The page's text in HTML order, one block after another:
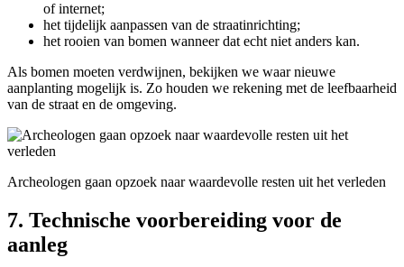
of internet;
het tijdelijk aanpassen van de straatinrichting;
het rooien van bomen wanneer dat echt niet anders kan.
Als bomen moeten verdwijnen, bekijken we waar nieuwe
aanplanting mogelijk is. Zo houden we rekening met de leefbaarheid
van de straat en de omgeving.
Archeologen gaan opzoek naar waardevolle resten uit het verleden
7. Technische voorbereiding voor de
aanleg